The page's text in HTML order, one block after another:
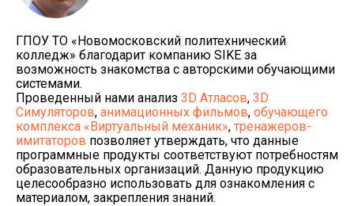
ГПОУ ТО «Новомосковский политехнический
колледж» благодарит компанию SIKE за
возможность знакомства с авторскими обучающими
системами.
Проведенный нами анализ 3D Атласов, 3D
Симуляторов, анимационных фильмов, обучающего
комплекса «Виртуальный механик», тренажеров-
имитаторов позволяет утверждать, что данные
программные продукты соответствуют потребностям
образовательных организаций. Данную продукцию
целесообразно использовать для ознакомления с
материалом, закрепления знаний.